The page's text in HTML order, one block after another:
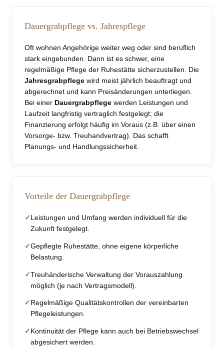
Dauergrabpflege vs. Jahrespflege
Oft wohnen Angehörige weiter weg oder sind beruflich
stark eingebunden. Dann ist es schwer, eine
regelmäßige Pflege der Ruhestätte sicherzustellen. Die
Jahresgrabpflege wird meist jährlich beauftragt und
abgerechnet und kann Preisänderungen unterliegen.
Bei einer Dauergrabpflege werden Leistungen und
Laufzeit langfristig vertraglich festgelegt; die
Finanzierung erfolgt häufig im Voraus (z.B. über einen
Vorsorge- bzw. Treuhandvertrag). Das schafft
Planungs- und Handlungssicherheit.
Vorteile der Dauergrabpflege
Leistungen und Umfang werden individuell für die
Zukunft festgelegt.
Gepflegte Ruhestätte, ohne eigene körperliche
Belastung.
Treuhänderische Verwaltung der Vorauszahlung
möglich (je nach Vertragsmodell).
Regelmäßige Qualitätskontrollen der vereinbarten
Pflegeleistungen.
Kontinuität der Pflege kann auch bei Betriebswechsel
abgesichert werden.